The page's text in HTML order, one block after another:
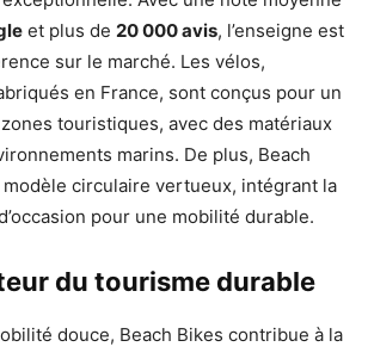
et plus de 20 000 avis, l’enseigne est
sur le marché. Les vélos,
en France, sont conçus pour un
touristiques, avec des matériaux
marins. De plus, Beach
circulaire vertueux, intégrant la
pour une mobilité durable.
du tourisme durable
douce, Beach Bikes contribue à la